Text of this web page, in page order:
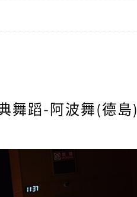
舞蹈-阿波舞(德島)